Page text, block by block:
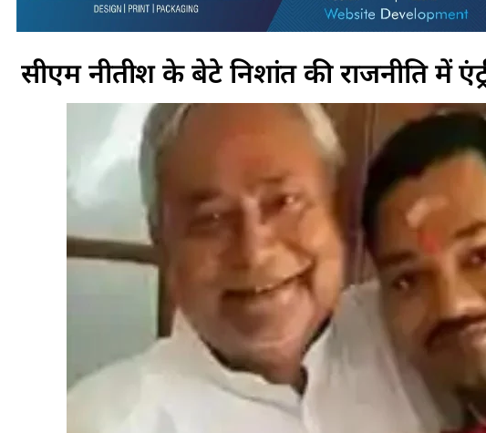
सीएम नीतीश के बेटे निशांत की राजनीति में